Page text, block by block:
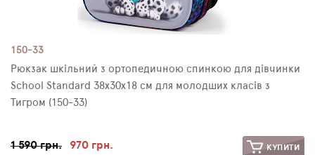
150-33
Рюкзак шкільний з ортопедичною спинкою для дівчинки
School Standard 38х30х18 см для молодших класів з
Тигром (150-33)
1 590 грн. 970 грн. КУПИТИ